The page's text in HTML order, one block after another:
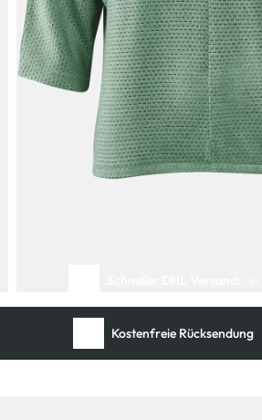
Kostenfreie Rücksendung